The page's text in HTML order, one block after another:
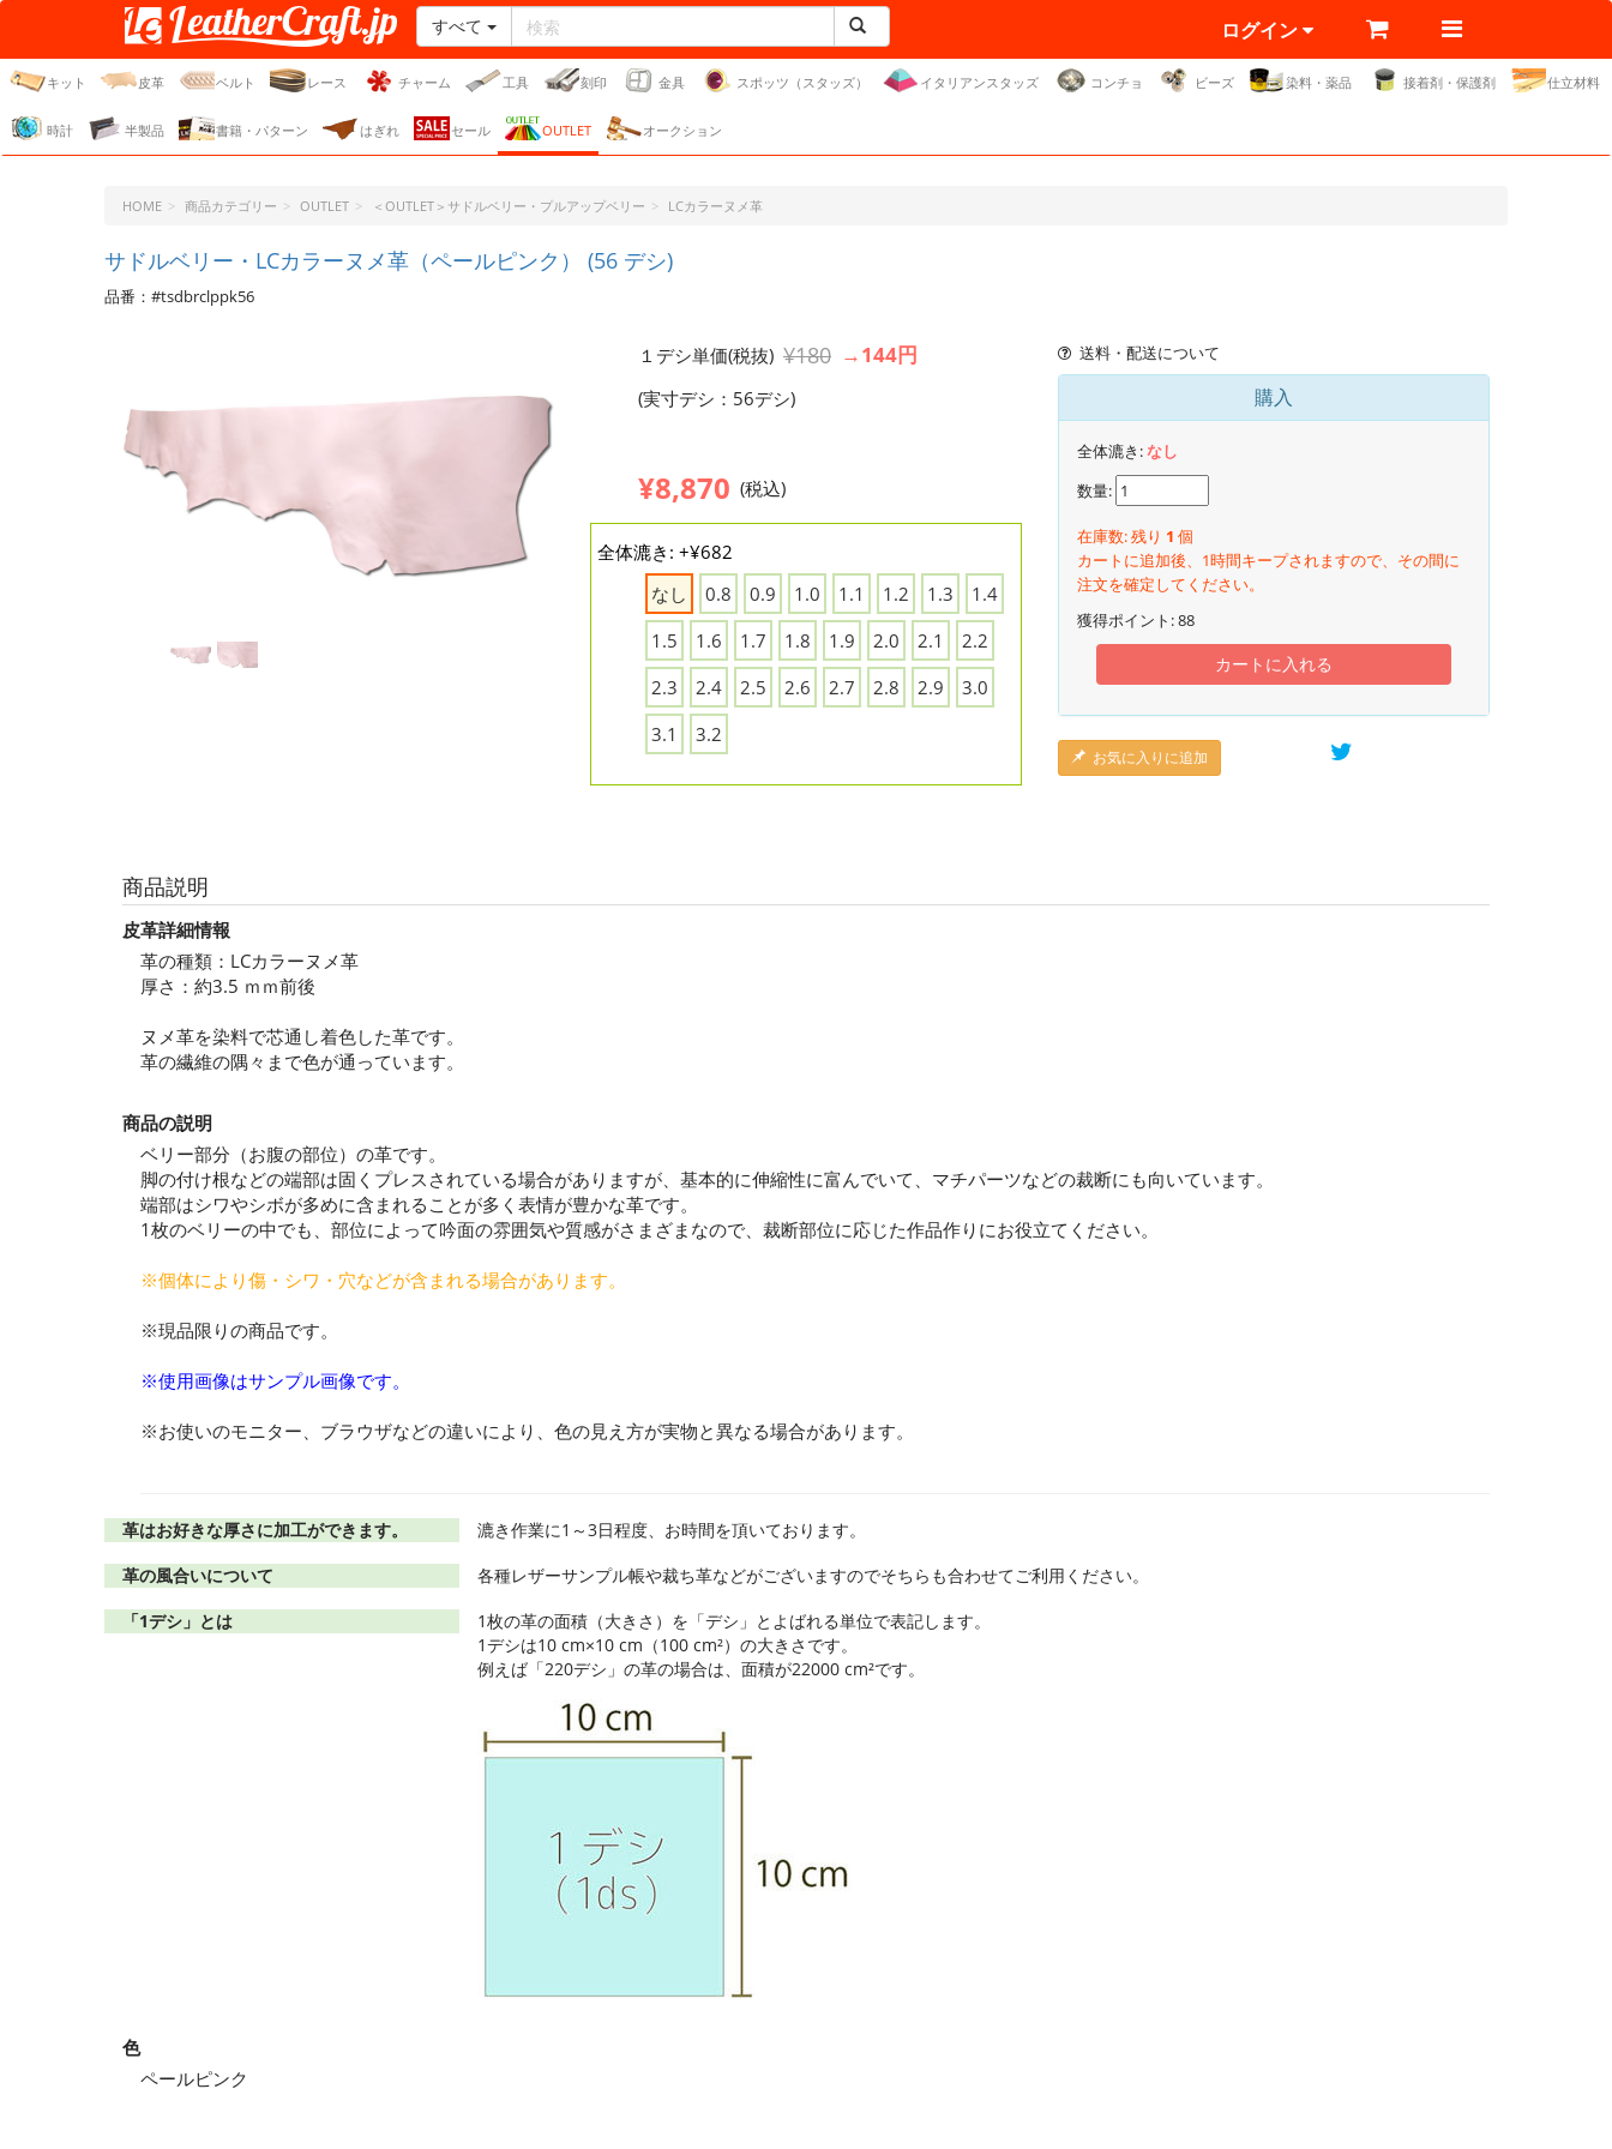
レザークラフト・ドット・
ジェーピー
すべて ログイン
キット 皮革 ベルト レース チャーム 工具 刻印 金具 スポッツ（スタッズ） イタリアンスタッズ コンチョ ビーズ 染料・薬品 接着剤・保護剤 仕立材料
時計 半製品 書籍・パターン はぎれ セール OUTLET オークション
HOME 商品カテゴリー OUTLET ＜OUTLET＞サドルベリー・プルアップベリー LCカラーヌメ革
サドルベリー・LCカラーヌメ革（ペールピンク） (56 デシ)
品番：#tsdbrclppk56
１デシ単価(税抜) ¥180 →144円
(実寸デシ：56デシ)
¥8,870 (税込)
全体漉き: +¥682
なし
0.8 0.9 1.0 1.1 1.2 1.3
1.4
1.5
1.6 1.7 1.8 1.9 2.0 2.1
2.2
2.3
2.4 2.5 2.6 2.7 2.8 2.9
3.0
3.1
3.2
送料・配送について
購入
全体漉き:なし
数量:
在庫数: 残り 1 個
カートに追加後、1時間キープされますので、その間に
注文を確定してください。
獲得ポイント:88
カートに入れる
お気に入りに追加
商品説明
皮革詳細情報
革の種類：LCカラーヌメ革
厚さ：約3.5 ｍｍ前後
ヌメ革を染料で芯通し着色した革です。
革の繊維の隅々まで色が通っています。
商品の説明
ベリー部分（お腹の部位）の革です。
脚の付け根などの端部は固くプレスされている場合がありますが、基本的に伸縮性に富んでいて、マチパーツなどの裁断にも向いています。
端部はシワやシボが多めに含まれることが多く表情が豊かな革です。
1枚のベリーの中でも、部位によって吟面の雰囲気や質感がさまざまなので、裁断部位に応じた作品作りにお役立てください。
※個体により傷・シワ・穴などが含まれる場合があります。
※現品限りの商品です。
※使用画像はサンプル画像です。
※お使いのモニター、ブラウザなどの違いにより、色の見え方が実物と異なる場合があります。
革はお好きな厚さに加工ができます。
漉き作業に1～3日程度、お時間を頂いております。
革の風合いについて
各種レザーサンプル帳や裁ち革などがございますのでそちらも合わせてご利用ください。
「1デシ」とは
1枚の革の面積（大きさ）を「デシ」とよばれる単位で表記します。
1デシは10 cm×10 cm（100 cm²）の大きさです。
例えば「220デシ」の革の場合は、面積が22000 cm²です。
色
ペールピンク